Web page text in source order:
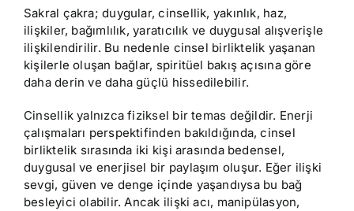
Sakral çakra; duygular, cinsellik, yakınlık, haz,
ilişkiler, bağımlılık, yaratıcılık ve duygusal alışverişle
ilişkilendirilir. Bu nedenle cinsel birliktelik yaşanan
kişilerle oluşan bağlar, spiritüel bakış açısına göre
daha derin ve daha güçlü hissedilebilir.
Cinsellik yalnızca fiziksel bir temas değildir. Enerji
çalışmaları perspektifinden bakıldığında, cinsel
birliktelik sırasında iki kişi arasında bedensel,
duygusal ve enerjisel bir paylaşım oluşur. Eğer ilişki
sevgi, güven ve denge içinde yaşandıysa bu bağ
besleyici olabilir. Ancak ilişki acı, manipülasyon,